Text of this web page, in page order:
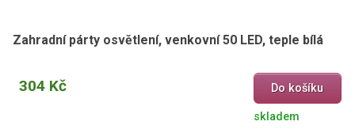
Zahradní párty osvětlení, venkovní 50 LED, teple bílá
304 Kč Do košíku
skladem